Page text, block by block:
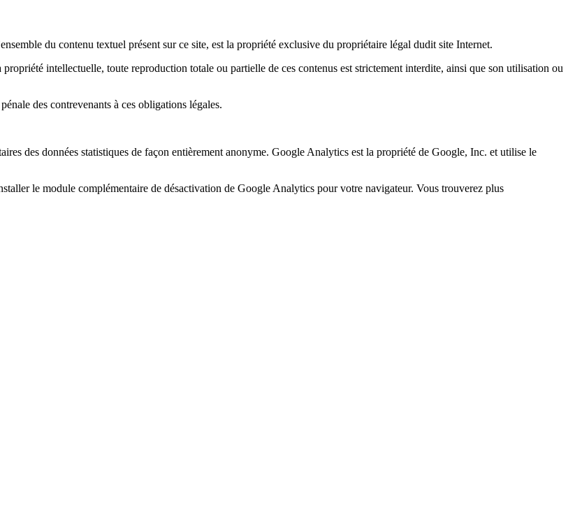
du contenu textuel présent sur ce site, est la propriété exclusive du propriétaire légal dudit site Internet.
intellectuelle, toute reproduction totale ou partielle de ces contenus est strictement interdite, ainsi que son utilisation ou
des contrevenants à ces obligations légales.
des données statistiques de façon entièrement anonyme. Google Analytics est la propriété de Google, Inc. et utilise le
le module complémentaire de désactivation de Google Analytics pour votre navigateur. Vous trouverez plus